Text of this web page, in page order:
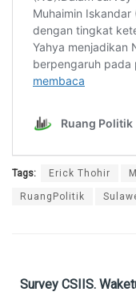
Tags: Erick Thohir
RuangPolitik
Survey CSIIS.